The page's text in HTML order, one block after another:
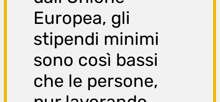
Europea, gli
stipendi minimi
sono così bassi
che le persone,